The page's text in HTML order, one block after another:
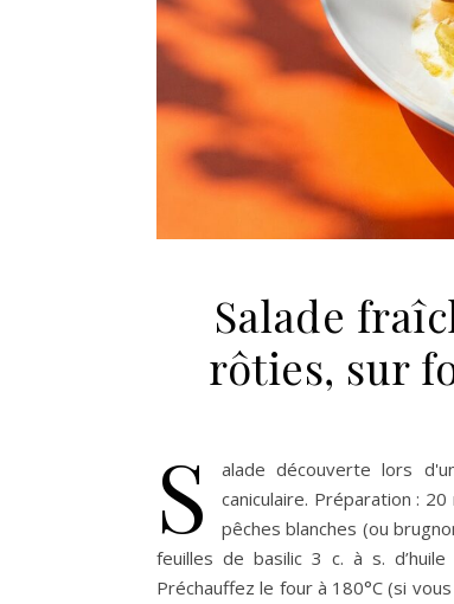
Salade
rôties, sur
S
alade découverte lors
caniculaire. Préparation :
pêches blanches (ou
feuilles de basilic 3 c. à s.
Préchauffez le four à 180°C (si